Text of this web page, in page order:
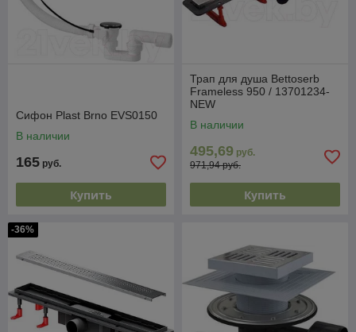
Сифон Plast Brno EVS0150
В наличии
165 руб.
Купить
Трап для душа Bettoserb
Frameless 950 / 13701234-
NEW
В наличии
495,69 руб.
971,94 руб.
Купить
-36%